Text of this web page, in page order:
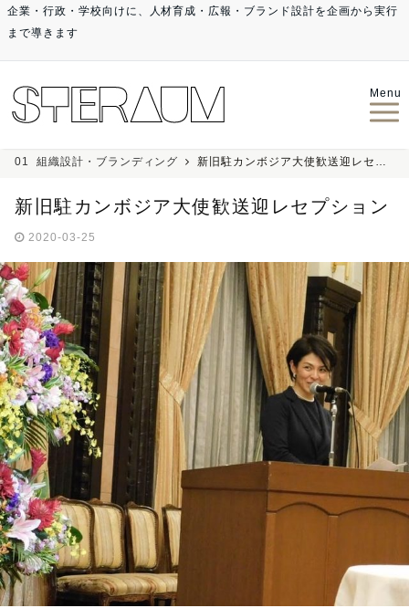
企業・行政・学校向けに、人材育成・広報・ブランド設計を企画から実行
まで導きます
Menu
01_組織設計・ブランディング 新旧駐カンボジア大使歓送迎レセプション
新旧駐カンボジア大使歓送迎レセプション
2020-03-25